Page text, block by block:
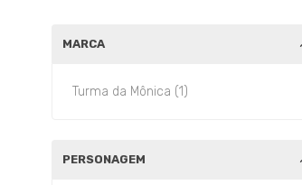
MARCA
Turma da Mônica (1)
PERSONAGEM